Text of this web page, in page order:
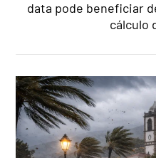
data pode beneficiar
cálculo